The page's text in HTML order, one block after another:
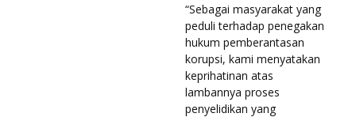
“Sebagai masyarakat yang
peduli terhadap penegakan
hukum pemberantasan
korupsi, kami menyatakan
keprihatinan atas
lambannya proses
penyelidikan yang